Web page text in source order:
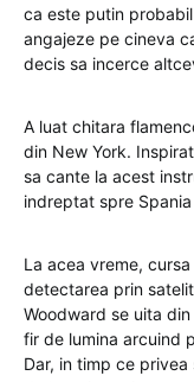
ca este putin
angajeze pe cineva
decis sa incerce
A luat chitara
din New York.
sa cante la acest
indreptat spre
La acea vreme,
detectarea prin
Woodward se uita
fir de lumina arcuind
Dar, in timp ce